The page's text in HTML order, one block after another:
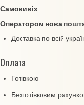
Самовивіз
Оператором нова
Доставка по всій
Оплата
Готівкою
Безготівковим